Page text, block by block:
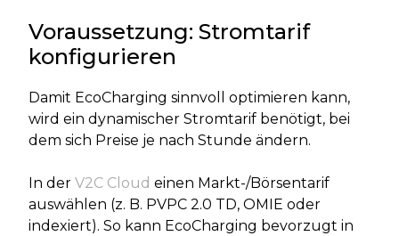
Voraussetzung: Stromtarif
konfigurieren
Damit EcoCharging sinnvoll optimieren kann,
wird ein dynamischer Stromtarif benötigt, bei
dem sich Preise je nach Stunde ändern.
In der V2C Cloud einen Markt-/Börsentarif
auswählen (z. B. PVPC 2.0 TD, OMIE oder
indexiert). So kann EcoCharging bevorzugt in